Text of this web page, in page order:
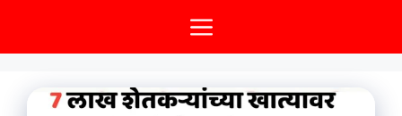
to
Menu